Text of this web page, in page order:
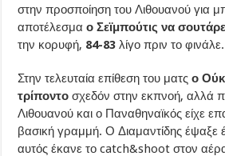
στην προσποίηση του Λιθουανού για
αποτέλεσμα ο Σεϊμπούτις να
την κορυφή, 84-83λίγο πριν το φινάλε.
Στην τελευταία επίθεση του ματςο
τρίποντοσχεδόν στην εκπνοή, αλλά
Λιθουανού και ο Παναθηναϊκός είχε
βασική γραμμή. Ο Διαμαντίδης έψαξε
αυτός έκανε το catch&shoot στον